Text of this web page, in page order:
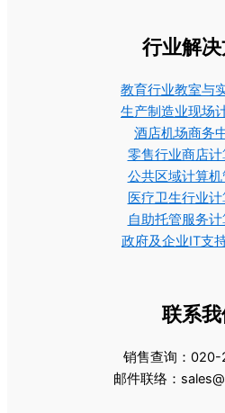
行业解
教育行业教室与
生产制造业现场
酒店机场商务
零售行业商店
公共区域计算
医疗卫生行业
自助托管服务
政府及企业IT支
联系我
销售查询：020-
邮件联络：